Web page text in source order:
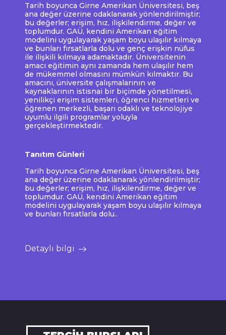
Tarih boyunca Girne Amerikan Üniversitesi, beş
ana değer üzerine odaklanarak yönlendirilmiştir;
bu değerler; erişim, hız, ilişkilendirme, değer ve
toplumdur. GAÜ, kendini Amerikan eğitim
modelini uygulayarak yaşam boyu ulaşılır kılmaya
ve bunları fırsatlarla dolu ve genç erişkin nüfus
ile ilişkili kılmaya adamaktadır. Üniversitenin
amacı eğitimin aynı zamanda hem ulaşılır hem
de mükemmel olmasını mümkün kılmaktır. Bu
amacını, üniversite çalışmalarının ve
kaynaklarının istisnai bir biçimde yönetilmesi,
yenilikçi erişim sistemleri, öğrenci hizmetleri ve
öğrenen merkezli, başarı odaklı ve teknolojiye
uyumlu ilgili programlar yoluyla
gerçekleştirmektedir.
Tanıtım Günleri
Tarih boyunca Girne Amerikan Üniversitesi, beş
ana değer üzerine odaklanarak yönlendirilmiştir;
bu değerler; erişim, hız, ilişkilendirme, değer ve
toplumdur. GAÜ, kendini Amerikan eğitim
modelini uygulayarak yaşam boyu ulaşılır kılmaya
ve bunları fırsatlarla dolu..
Detaylı bilgi